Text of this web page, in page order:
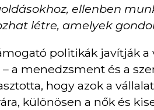
ellenben
létre, amelyek
politikák javítják
– a menedzsment és a
hogy azok a
különösen a nők és